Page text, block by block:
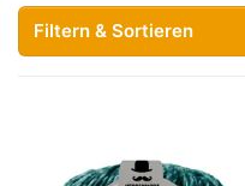
Filtern & Sortieren